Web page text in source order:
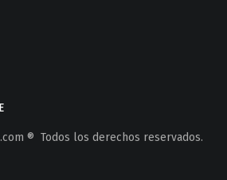
®️ Todos los derechos reservados.